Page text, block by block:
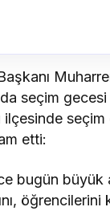
seçim
ilçesinde
etti:
bugün büyük